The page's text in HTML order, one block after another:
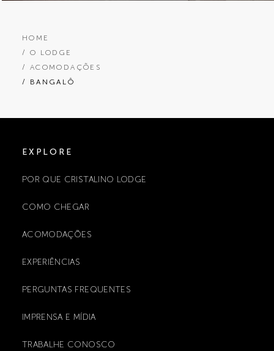
HOME
/ O LODGE
/ ACOMODAÇÕES
/ BANGALÔ
EXPLORE
POR QUE CRISTALINO LODGE
COMO CHEGAR
ACOMODAÇÕES
EXPERIÊNCIAS
PERGUNTAS FREQUENTES
IMPRENSA E MÍDIA
TRABALHE CONOSCO